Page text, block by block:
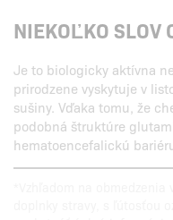
NIEKOĽKO SLOV
Je to biologicky aktívna
prirodzene vyskytuje v
sušiny. Vďaka tomu, že
podobná štruktúre
hematoencefalickú